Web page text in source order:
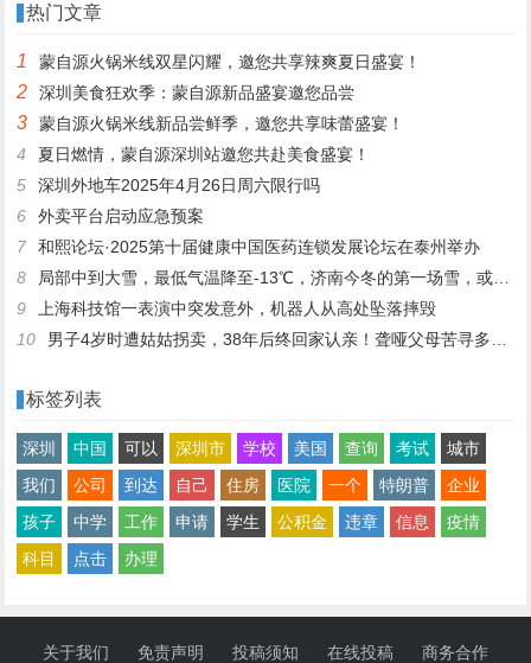
热门文章
1 蒙自源火锅米线双星闪耀，邀您共享辣爽夏日盛宴！
2 深圳美食狂欢季：蒙自源新品盛宴邀您品尝
3
蒙自源火锅米线新品尝鲜季，邀您共享味蕾盛宴！
4
夏日燃情，蒙自源深圳站邀您共赴美食盛宴！
5
深圳外地车2025年4月26日周六限行吗
6
外卖平台启动应急预案
7
和熙论坛·2025第十届健康中国医药连锁发展论坛在泰州举办
8
局部中到大雪，最低气温降至-13℃，济南今冬的第一场雪，或跟去年同一时间！
9
上海科技馆一表演中突发意外，机器人从高处坠落摔毁
10
男子4岁时遭姑姑拐卖，38年后终回家认亲！聋哑父母苦寻多年，母亲已抱憾离世丨红星寻人
标签列表
深圳 中国 可以 深圳市 学校 美国 查询 考试
城市
我们
公司 到达 自己 住房 医院 一个 特朗普
企业
孩子
中学 工作 申请 学生 公积金 违章 信息
疫情
科目
点击 办理
关于我们 免责声明 投稿须知 在线投稿 商务合作